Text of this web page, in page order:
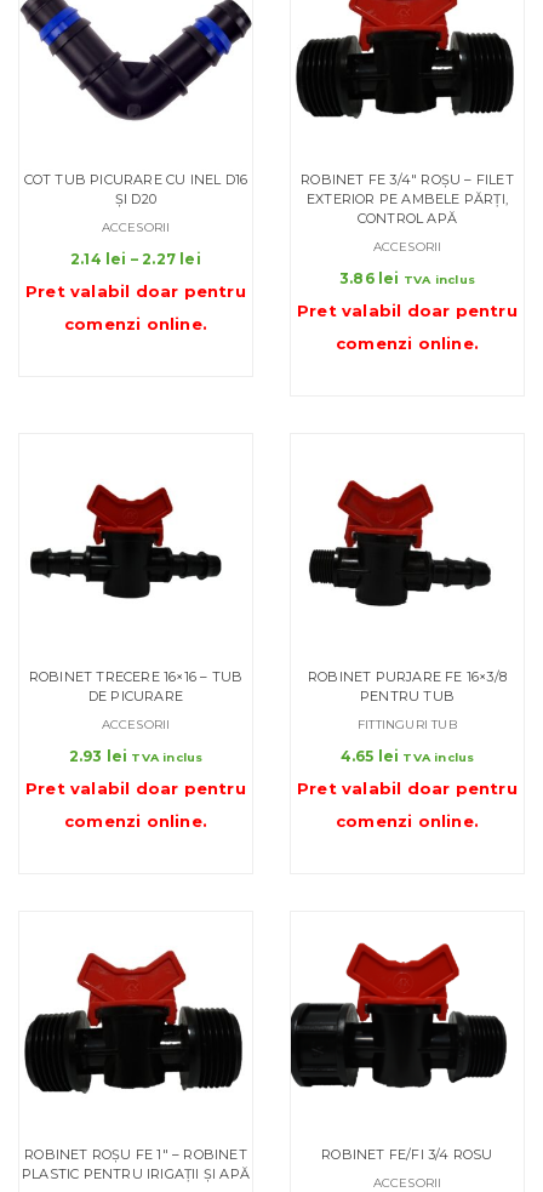
COT TUB PICURARE CU INEL D16
ȘI D20
ACCESORII
2.14 lei – 2.27 leiInterval
2.14 lei
Pret valabil doar pentru
comenzi online.
ROBINET FE 3/4″ ROȘU – FILET
EXTERIOR PE AMBELE PĂRȚI,
CONTROL APĂ
ACCESORII
3.86 lei TVA inclus
Pret valabil doar pentru
comenzi online.
ROBINET TRECERE 16×16 – TUB
DE PICURARE
ACCESORII
2.93 lei TVA inclus
Pret valabil doar pentru
comenzi online.
ROBINET PURJARE FE 16×3/8
PENTRU TUB
FITTINGURI TUB
4.65 lei TVA inclus
Pret valabil doar pentru
comenzi online.
ROBINET ROȘU FE 1″ – ROBINET
PLASTIC PENTRU IRIGAȚII ȘI APĂ
ROBINET FE/FI 3/4 ROSU
ACCESORII